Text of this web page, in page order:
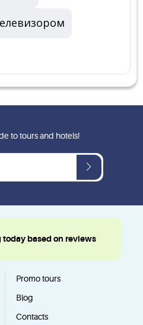
based on reviews
Promo tours
Blog
Contacts
to tours and hotels!